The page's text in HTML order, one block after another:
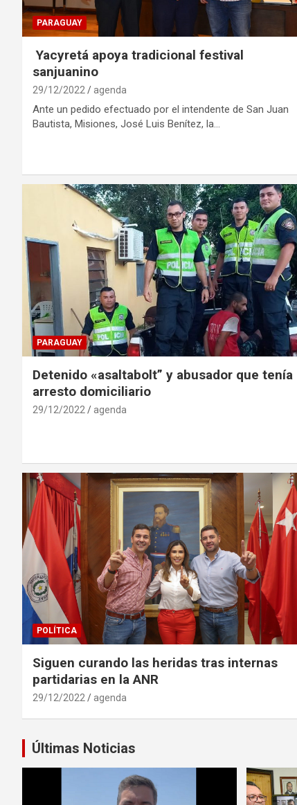
PARAGUAY
Yacyretá apoya tradicional festival
sanjuanino
29/12/2022 agenda
Ante un pedido efectuado por el intendente de San Juan
Bautista, Misiones, José Luis Benítez, la…
PARAGUAY
Detenido «asaltabolt” y abusador que tenía
arresto domiciliario
29/12/2022 agenda
POLÍTICA
Siguen curando las heridas tras internas
partidarias en la ANR
29/12/2022 agenda
Últimas Noticias